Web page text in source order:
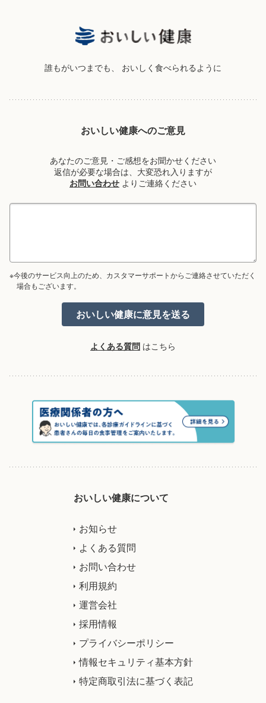
誰もがいつまでも、 おいしく食べられるように
おいしい健康へのご意見
あなたのご意見・ご感想をお聞かせください
返信が必要な場合は、大変恐れ入りますが
お問い合わせ よりご連絡ください
※今後のサービス向上のため、カスタマーサポートからご連絡させていただく
場合もございます。
よくある質問 はこちら
おいしい健康について
お知らせ
よくある質問
お問い合わせ
利用規約
運営会社
採用情報
プライバシーポリシー
情報セキュリティ基本方針
特定商取引法に基づく表記